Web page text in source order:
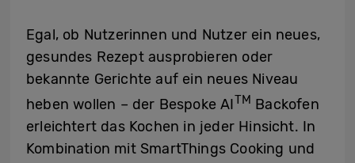
Egal, ob Nutzerinnen und Nutzer ein neues,
gesundes Rezept ausprobieren oder
bekannte Gerichte auf ein neues Niveau
heben wollen – der Bespoke AITM Backofen
erleichtert das Kochen in jeder Hinsicht. In
Kombination mit SmartThings Cooking und